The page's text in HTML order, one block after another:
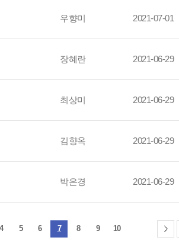
우향미 2021-07-01
장혜란 2021-06-29
최상미 2021-06-29
김향옥 2021-06-29
박은경 2021-06-29
4 5 6 7 8 9 10